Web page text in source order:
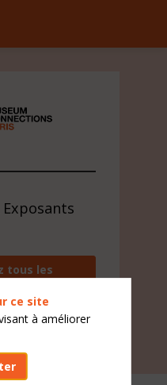
tous les
visiteur
ce site
à améliorer